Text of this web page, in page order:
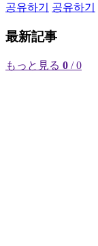
공유하기
공유하기
最新記事
もっと見る 0 / 0